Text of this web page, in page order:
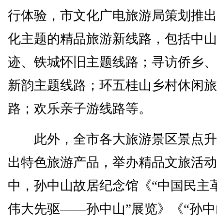
行体验，市文化广电旅游局策划推
化主题的精品旅游新线路，包括中
迹、铁城怀旧主题线路；寻访侨乡
新韵主题线路；环五桂山乡村休闲
路；欢乐亲子游线路等。
此外，全市各大旅游景区景点
出特色旅游产品，举办精品文旅活
中，孙中山故居纪念馆《“中国民主
伟大先驱——孙中山”展览》《“孙